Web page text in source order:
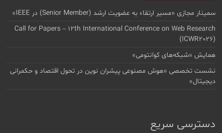
سمینار مجازی «مسیر ارتقاء به عضویت ارشد (Senior Member) در IEEE»
Call for Papers – 12th International Conference on Web Research
(ICWR2026)
همایش «شبکه‌های کوانتومی»
نشست تخصصی «هوش مصنوعی پیشران نوین در تحول اقتصاد و حکمرانی
دیجیتال»
دسترسی سریع